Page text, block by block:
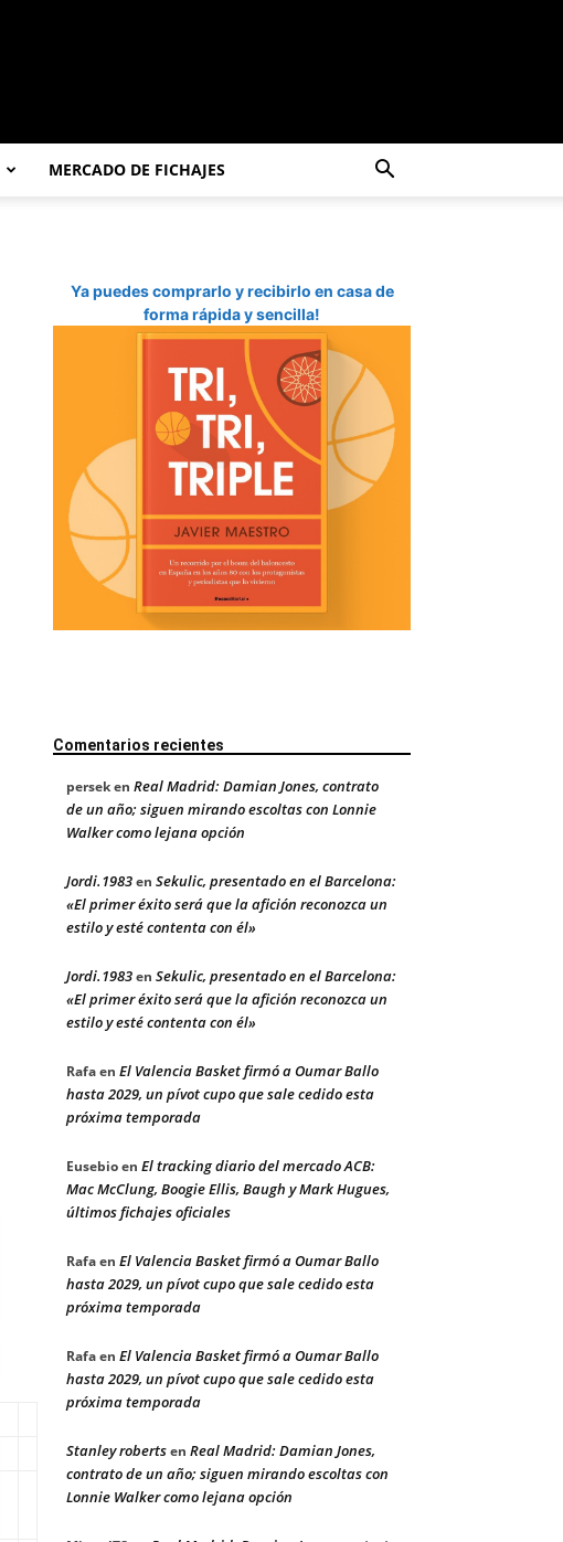
MERCADO DE FICHAJES
Ya puedes comprarlo y recibirlo en casa de
forma rápida y sencilla!
Comentarios recientes
perseken Real Madrid: Damian Jones, contrato
de un año; siguen mirando escoltas con Lonnie
Walker como lejana opción
Jordi.1983en Sekulic, presentado en el Barcelona:
«El primer éxito será que la afición reconozca un
estilo y esté contenta con él»
Jordi.1983en Sekulic, presentado en el Barcelona:
«El primer éxito será que la afición reconozca un
estilo y esté contenta con él»
Rafaen El Valencia Basket firmó a Oumar Ballo
hasta 2029, un pívot cupo que sale cedido esta
próxima temporada
Eusebioen El tracking diario del mercado ACB:
Mac McClung, Boogie Ellis, Baugh y Mark Hugues,
últimos fichajes oficiales
Rafaen El Valencia Basket firmó a Oumar Ballo
hasta 2029, un pívot cupo que sale cedido esta
próxima temporada
Rafaen El Valencia Basket firmó a Oumar Ballo
hasta 2029, un pívot cupo que sale cedido esta
próxima temporada
Stanley robertsen Real Madrid: Damian Jones,
contrato de un año; siguen mirando escoltas con
Lonnie Walker como lejana opción